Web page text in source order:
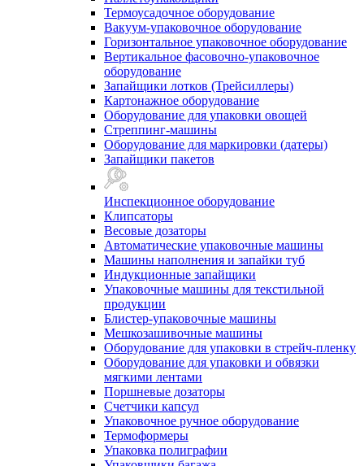
Термоусадочное оборудование
Вакуум-упаковочное оборудование
Горизонтальное упаковочное оборудование
Вертикальное фасовочно-упаковочное
оборудование
Запайщики лотков (Трейсиллеры)
Картонажное оборудование
Оборудование для упаковки овощей
Стреппинг-машины
Оборудование для маркировки (датеры)
Запайщики пакетов
Инспекционное оборудование
Клипсаторы
Весовые дозаторы
Автоматические упаковочные машины
Машины наполнения и запайки туб
Индукционные запайщики
Упаковочные машины для текстильной
продукции
Блистер-упаковочные машины
Мешкозашивочные машины
Оборудование для упаковки в стрейч-пленку
Оборудование для упаковки и обвязки
мягкими лентами
Поршневые дозаторы
Счетчики капсул
Упаковочное ручное оборудование
Термоформеры
Упаковка полиграфии